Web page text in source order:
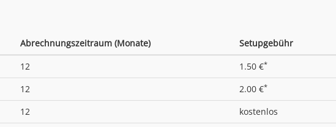
Abrechnungszeitraum (Monate) Setupgebühr
12 1.50 €*
12 2.00 €*
12 kostenlos